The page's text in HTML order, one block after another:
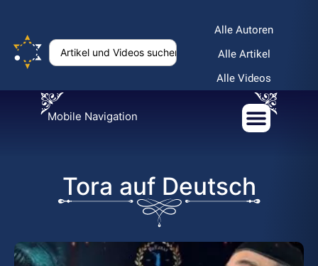
Alle Autoren
Alle Artikel
Alle Videos
Mobile Navigation
Tora auf Deutsch